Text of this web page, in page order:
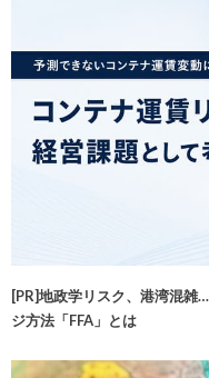
[PR]地政学リスク、港湾混雑
ジ方法「FFA」とは